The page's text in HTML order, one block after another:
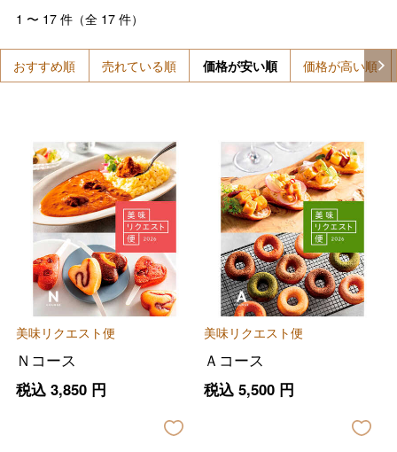
1 〜 17件（全 17件）
おすすめ順 売れている順 価格が安い順 価格が高い順
美味リクエスト便
Ｎコース
税込 3,850円
美味リクエスト便
Ａコース
税込 5,500円